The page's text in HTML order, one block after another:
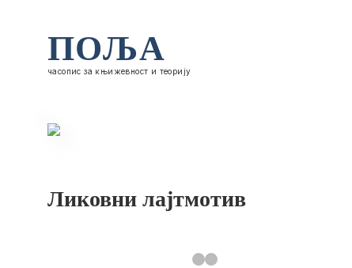
ПОЉА
часопис за књижевност и теорију
Ликовни лајтмотив